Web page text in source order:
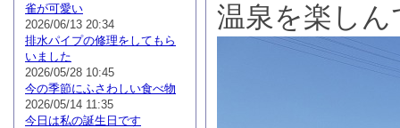
温泉を楽し
雀が可愛い
2026/06/13 20:34
排水パイプの修理をしてもら
いました
2026/05/28 10:45
今の季節にふさわしい食べ物
2026/05/14 11:35
今日は私の誕生日です